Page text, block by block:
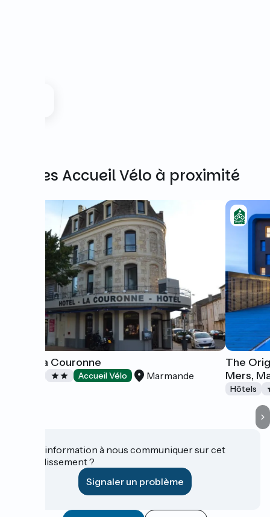
Autres Accueil Vélo à proximité
Hôtel la Couronne
Accueil Vélo Marmande
The
Mers,
Hôtels
Une information à nous communiquer sur cet
établissement ?
Signaler un problème